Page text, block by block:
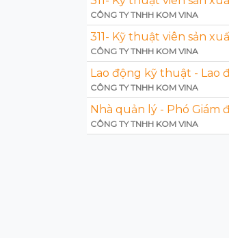
CÔNG TY TNHH KOM VINA
311- Kỹ thuật viên sản
CÔNG TY TNHH KOM VINA
Lao động kỹ thuật - Lao
CÔNG TY TNHH KOM VINA
Nhà quản lý - Phó Giám
CÔNG TY TNHH KOM VINA